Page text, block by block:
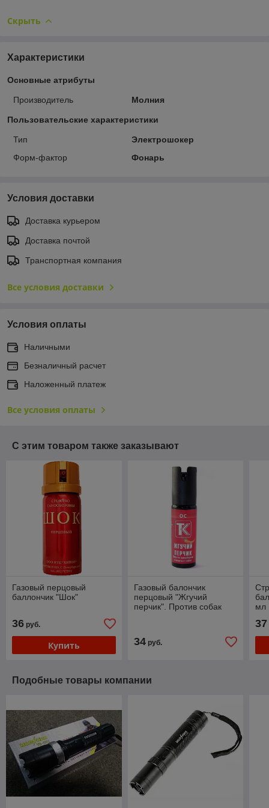
Скрыть
Характеристики
Основные атрибуты
Производитель Молния
Пользовательские характеристики
Тип
Электрошокер
Форм-фактор
Фонарь
Условия доставки
Доставка курьером
Доставка почтой
Транспортная компания
Все условия доставки
Условия оплаты
Наличными
Безналичный расчет
Наложенный платеж
Все условия оплаты
С этим товаром также заказывают
Газовый перцовый
баллончик "Шок"
36 руб.
Купить
Газовый балончик
перцовый "Жгучий
перчик". Против собак
34руб.
мл
37
Подобные товары компании